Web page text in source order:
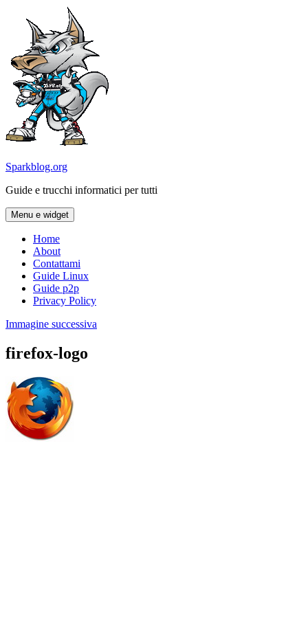
contenuto
Sparkblog.org
Guide e trucchi informatici per tutti
Menu e widget
Home
About
Contattami
Guide Linux
Guide p2p
Privacy Policy
Immagine successiva
firefox-logo